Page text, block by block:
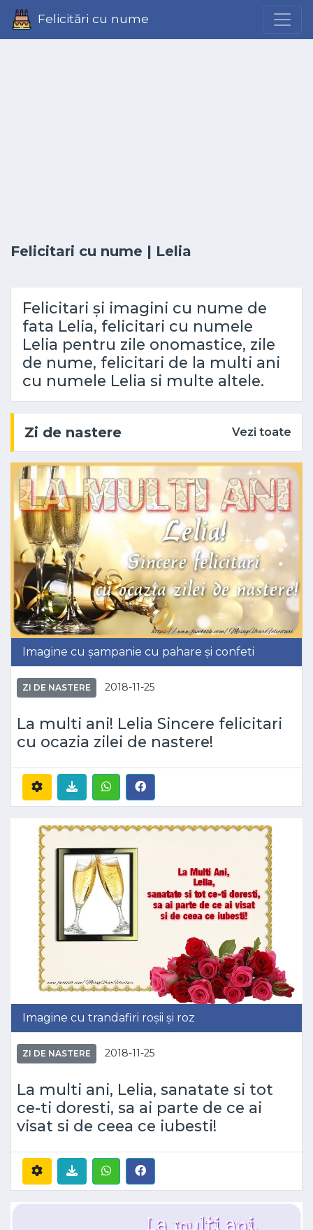
Felicitări cu nume
Felicitari cu nume | Lelia
Felicitari și imagini cu nume de
fata Lelia, felicitari cu numele
Lelia pentru zile onomastice, zile
de nume, felicitari de la multi ani
cu numele Lelia si multe altele.
Zi de nastere Vezi toate
Imagine cu șampanie cu pahare și confeti
ZI DE NASTERE 2018-11-25
La multi ani! Lelia Sincere felicitari
cu ocazia zilei de nastere!
Imagine cu trandafiri roșii și roz
ZI DE NASTERE 2018-11-25
La multi ani, Lelia, sanatate si tot
ce-ti doresti, sa ai parte de ce ai
visat si de ceea ce iubesti!